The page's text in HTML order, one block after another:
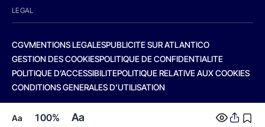
Aa 100% Aa
LEGAL
CGVMENTIONS LEGALESPUBLICITE SUR ATLANTICO
GESTION DES COOKIESPOLITIQUE DE CONFIDENTIALITE
POLITIQUE D’ACCESSIBILITEPOLITIQUE RELATIVE AUX COOKIES
CONDITIONS GENERALES D’UTILISATION